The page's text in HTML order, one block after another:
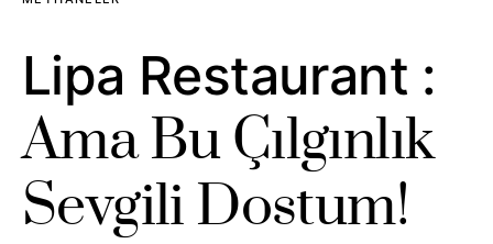
Lipa Restaurant :
Ama Bu Çılgınlık
Sevgili Dostum!